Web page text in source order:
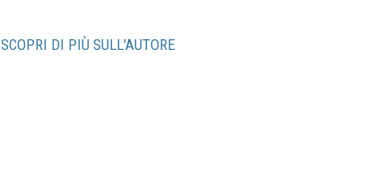
SCOPRI DI PIÙ SULL'AUTORE